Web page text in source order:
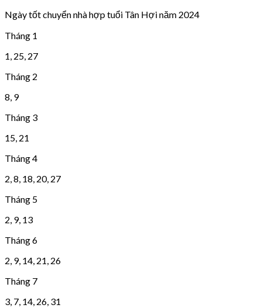
Ngày tốt chuyển nhà hợp tuổi Tân Hợi năm 2024
Tháng 1
1, 25, 27
Tháng 2
8, 9
Tháng 3
15, 21
Tháng 4
2, 8, 18, 20, 27
Tháng 5
2, 9, 13
Tháng 6
2, 9, 14, 21, 26
Tháng 7
3, 7, 14, 26, 31